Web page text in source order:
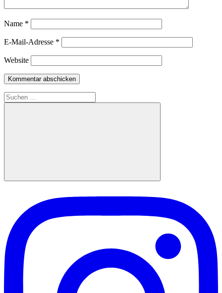
Name *
E-Mail-Adresse *
Website
Suchen
nach:
Suchen